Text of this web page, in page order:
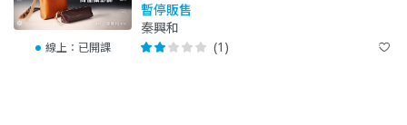
線上： 已開課
暫停販售
秦興和
(1)